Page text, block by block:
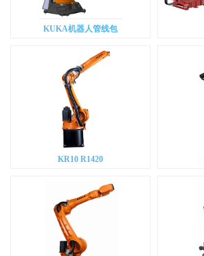
KUKA机器人管线包
KR10 R1420